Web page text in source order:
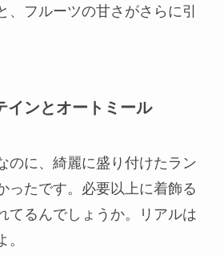
、フルーツの甘さがさらに引
インとオートミール
のに、綺麗に盛り付けたラン
ったです。必要以上に着飾る
てるんでしょうか。リアルは